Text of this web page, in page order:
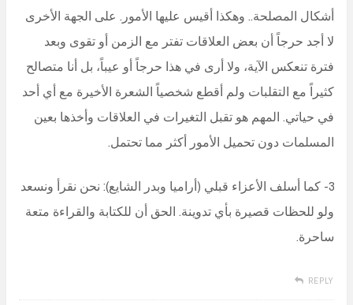
أشكال المصلحة.. وهكذا أقيس عليها الأمور. على الجهة الأخرى
لا أجد حرجاً أن بعض العلاقات تفتر مع الزمن أو تقوى وبعد
فترة تنعكس الآية، ولا أرى في هذا حرجاً أو عيباً، بل أنا متصالح
كثيراً مع التقلبات ولم أقطع شخصياً الشعرة الأخيرة مع أي أحد
في حياتي. المهم هو تقبل التغيرات في العلاقات وأخذها بعين
المسلمات دون تحميل الأمور أكثر مما تحتمل.
3- كما أسلف الأعزاء قبلي (أراميا وبدر الشايع): نحن نقرأ ونسعد
ولو للحظات قصيرة بأي تدوينة. الحق أن للكتابة والقراءة متعة
ساحرة.
REPLY